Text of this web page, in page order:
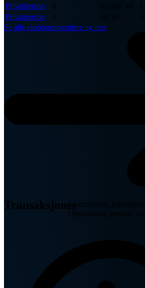
Privatperson
9
Privatperson
9
Se alle eiendomsbesittere og mer
TransaksjonerGrunnboken, kartverket
Oppdatering periode: